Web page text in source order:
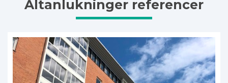
Altanlukninger referencer